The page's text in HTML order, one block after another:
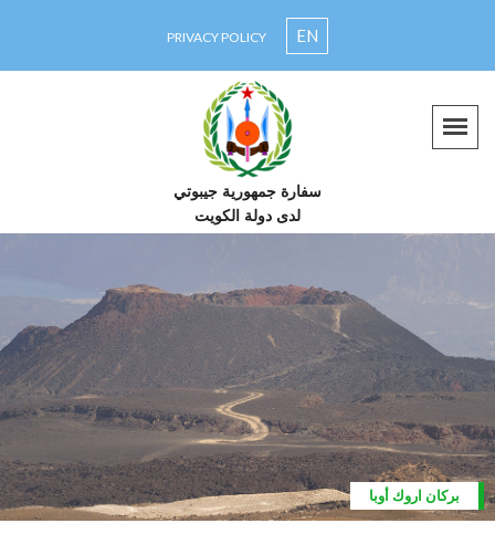
EN
PRIVACY POLICY
سفارة جمهورية جيبوتي
لدى دولة الكويت
بركان اروك أوبا